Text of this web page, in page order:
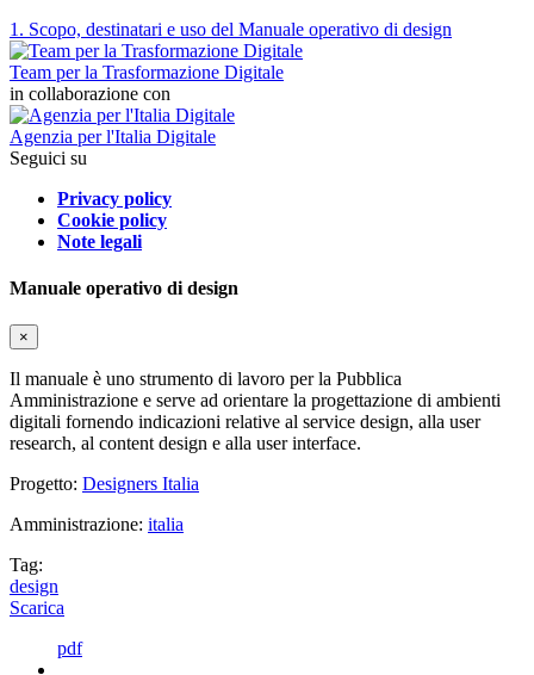
1. Scopo, destinatari e uso del Manuale operativo di design
Team per la Trasformazione Digitale
in collaborazione con
Agenzia per l'Italia Digitale
Seguici su
Privacy policy
Cookie policy
Note legali
Manuale operativo di design
×
Il manuale è uno strumento di lavoro per la Pubblica
Amministrazione e serve ad orientare la progettazione di ambienti
digitali fornendo indicazioni relative al service design, alla user
research, al content design e alla user interface.
Progetto: Designers Italia
Amministrazione: italia
Tag:
design
Scarica
pdf